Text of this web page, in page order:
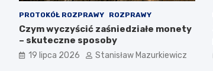
PROTOKÓŁ ROZPRAWY ROZPRAWY
Czym wyczyścić zaśniedziałe monety
– skuteczne sposoby
19 lipca 2026 Stanisław Mazurkiewicz